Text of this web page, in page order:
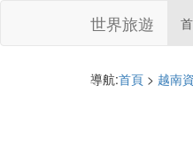
世界旅遊
導航:首頁 > 越南